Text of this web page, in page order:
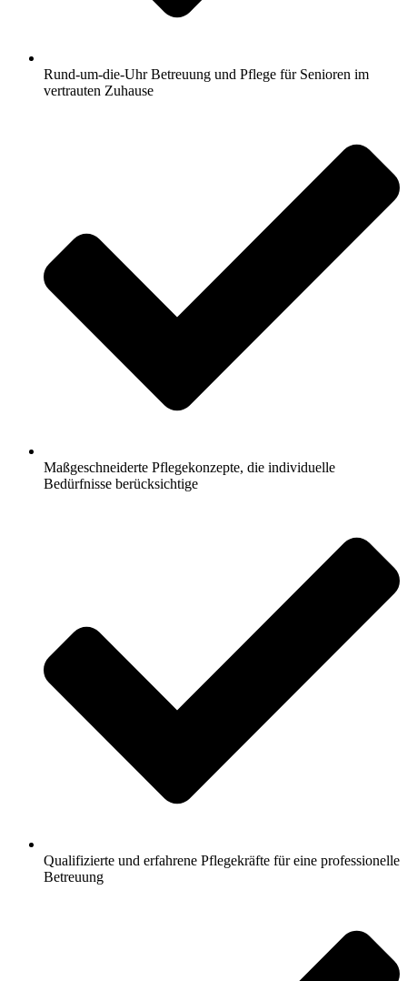
Rund-um-die-Uhr Betreuung und Pflege für Senioren im
vertrauten Zuhause
Maßgeschneiderte Pflegekonzepte, die individuelle
Bedürfnisse berücksichtige
Qualifizierte und erfahrene Pflegekräfte für eine professionelle
Betreuung